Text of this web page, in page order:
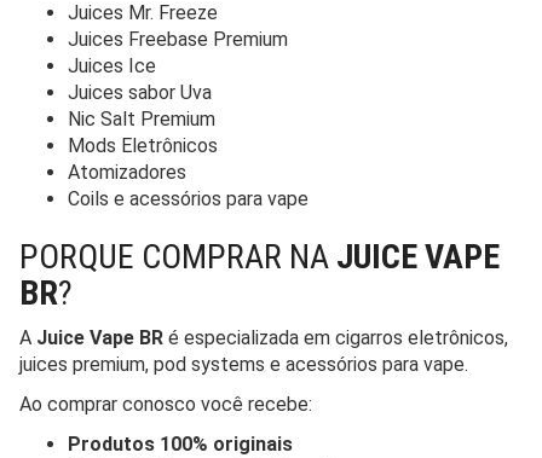
Juices Mr. Freeze
Juices Freebase Premium
Juices Ice
Juices sabor Uva
Nic Salt Premium
Mods Eletrônicos
Atomizadores
Coils e acessórios para vape
PORQUE COMPRAR NA JUICE VAPE
BR?
A Juice Vape BR é especializada em cigarros eletrônicos,
juices premium, pod systems e acessórios para vape.
Ao comprar conosco você recebe:
Produtos 100% originais